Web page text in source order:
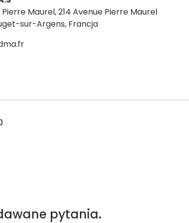
Maurel, 214 Avenue Pierre Maurel
sur-Argens, Francja
pytania.